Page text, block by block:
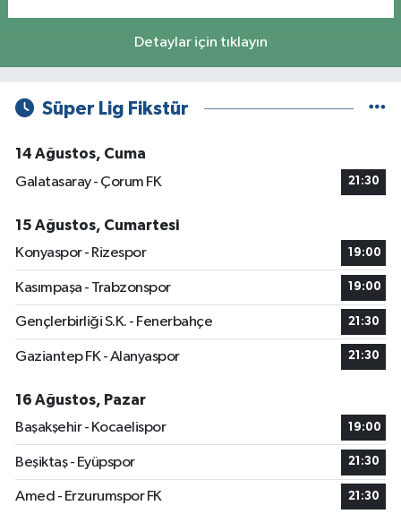
Detaylar için tıklayın
Süper Lig Fikstür
14 Ağustos, Cuma
Galatasaray - Çorum FK
21:30
15 Ağustos, Cumartesi
Konyaspor - Rizespor
19:00
Kasımpaşa - Trabzonspor 19:00
Gençlerbirliği S.K. - Fenerbahçe 21:30
Gaziantep FK - Alanyaspor 21:30
16 Ağustos, Pazar
Başakşehir - Kocaelispor
19:00
Beşiktaş - Eyüpspor 21:30
Amed - Erzurumspor FK 21:30